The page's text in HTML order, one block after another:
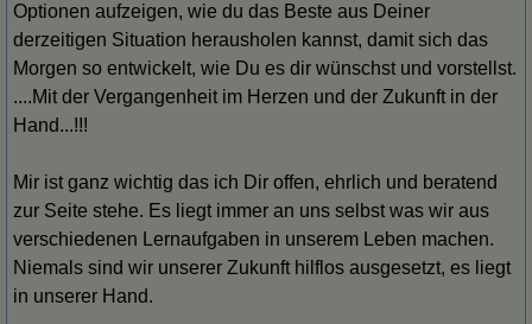
Optionen aufzeigen, wie du das Beste aus Deiner
derzeitigen Situation herausholen kannst, damit sich das
Morgen so entwickelt, wie Du es dir wünschst und vorstellst.
....Mit der Vergangenheit im Herzen und der Zukunft in der
Hand...!!!
Mir ist ganz wichtig das ich Dir offen, ehrlich und beratend
zur Seite stehe. Es liegt immer an uns selbst was wir aus
verschiedenen Lernaufgaben in unserem Leben machen.
Niemals sind wir unserer Zukunft hilflos ausgesetzt, es liegt
in unserer Hand.